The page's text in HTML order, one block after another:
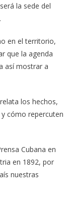
la sede del
en el territorio,
que la agenda
así mostrar a
los hechos,
cómo repercuten
Cubana en
en 1892, por
nuestras